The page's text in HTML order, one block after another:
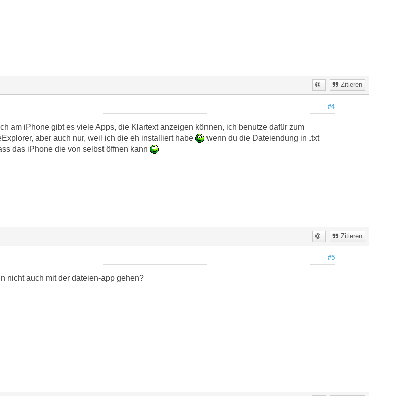
Zitieren
#4
am iPhone gibt es viele Apps, die Klartext anzeigen können, ich benutze dafür zum
aber auch nur, weil ich die eh installiert habe
wenn du die Dateiendung in .txt
das iPhone die von selbst öffnen kann
Zitieren
#5
nicht auch mit der dateien-app gehen?